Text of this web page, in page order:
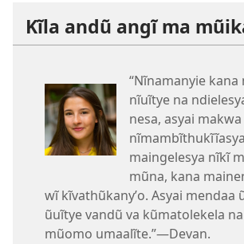
Kĩla andũ angĩ ma
“Nĩnamanyie kana
nĩuĩtye na
nesa, asyai makwa
maingelesya nĩkĩ
mũna, kana
wĩ kĩvathũkanyʼo. Asyai mendaa
ũuĩtye vandũ va kũmatolekela na
mũomo umaalĩte.”—Devan.